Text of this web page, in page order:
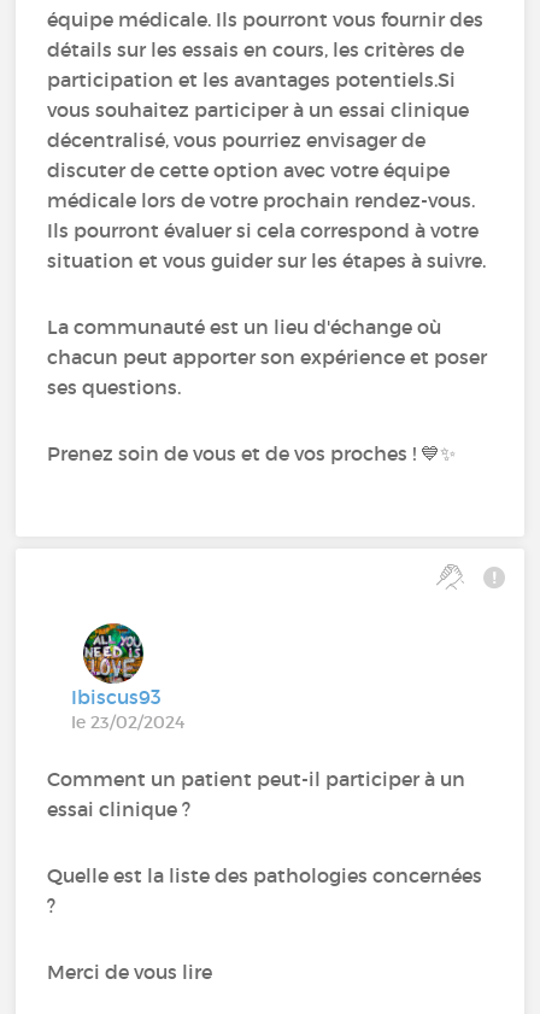
équipe médicale. Ils pourront vous fournir des
détails sur les essais en cours, les critères de
participation et les avantages potentiels.Si
vous souhaitez participer à un essai clinique
décentralisé, vous pourriez envisager de
discuter de cette option avec votre équipe
médicale lors de votre prochain rendez-vous.
Ils pourront évaluer si cela correspond à votre
situation et vous guider sur les étapes à suivre.
La communauté est un lieu d'échange où
chacun peut apporter son expérience et poser
ses questions.
Prenez soin de vous et de vos proches ! 💙✨
Ibiscus93
le 23/02/2024
Comment un patient peut-il participer à un
essai clinique ?
Quelle est la liste des pathologies concernées
?
Merci de vous lire